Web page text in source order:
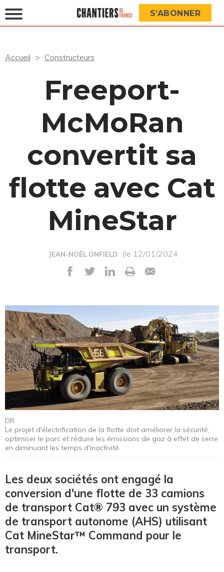
S’ABONNER
Accueil Constructeurs
Freeport-
McMoRan
convertit sa
flotte avec Cat
MineStar
JEAN-NOËL ONFIELD |le 12/01/2024
DR
Le projet d'électrification de la flotte doit améliorer la sécurité,
optimiser le parc et réduire les émissions de gaz à effet de serre
en diminuant les temps d'inactivité.
Les deux sociétés ont engagé la
conversion d'une flotte de 33 camions
de transport Cat® 793 avec un système
de transport autonome (AHS) utilisant
Cat MineStar™ Command pour le
transport.